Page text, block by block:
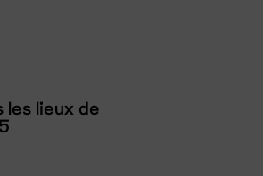
les lieux de